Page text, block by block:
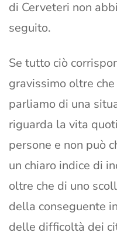
di Cerveteri non
seguito.
Se tutto ciò
gravissimo oltre
parliamo di una
riguarda la vita
persone e non può
un chiaro indice di
oltre che di uno
della conseguente
delle difficoltà dei